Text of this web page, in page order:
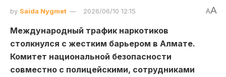
by Saida Nygmet 2026/06/10 12:15 AA
Международный трафик наркотиков
столкнулся с жестким барьером в Алмате.
Комитет национальной безопасности
совместно с полицейскими, сотрудниками